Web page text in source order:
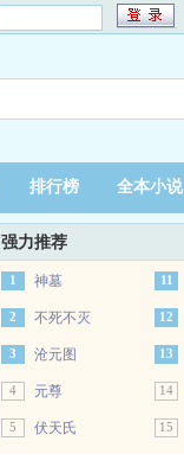
排行榜 全本小说
强力推荐
1 神墓
2 不死不灭
3 沧元图
4 元尊
5 伏天氏
11
12
13
14
15